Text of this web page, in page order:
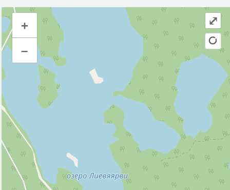
Сайты гостиниц
Инфраструктура
Исторические объекты
Природные объекты
+
–
⤢